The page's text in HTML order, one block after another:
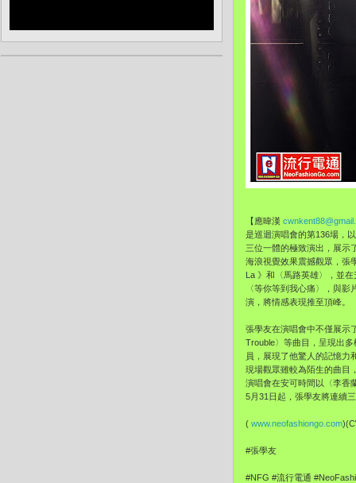
【應暐漢
是巡迴演唱會的第136場，
三位一體的極致演出，展示
海浪視覺效果震撼觀眾，張
La 》和〈馬路英雄〉，並
〈等你等到我心痛〉，與
演，將情感表現推至頂峰。
張學友在演唱會中不僅展示
Trouble〉等曲目，呈現出
員，展現了他驚人的記憶力
現場觀眾雖較為陌生的曲目
演唱會在安可時間以〈李香
5月31日起，張學友將連續
( www.neofashiongo.com
#張學友
#NFG #流行電通